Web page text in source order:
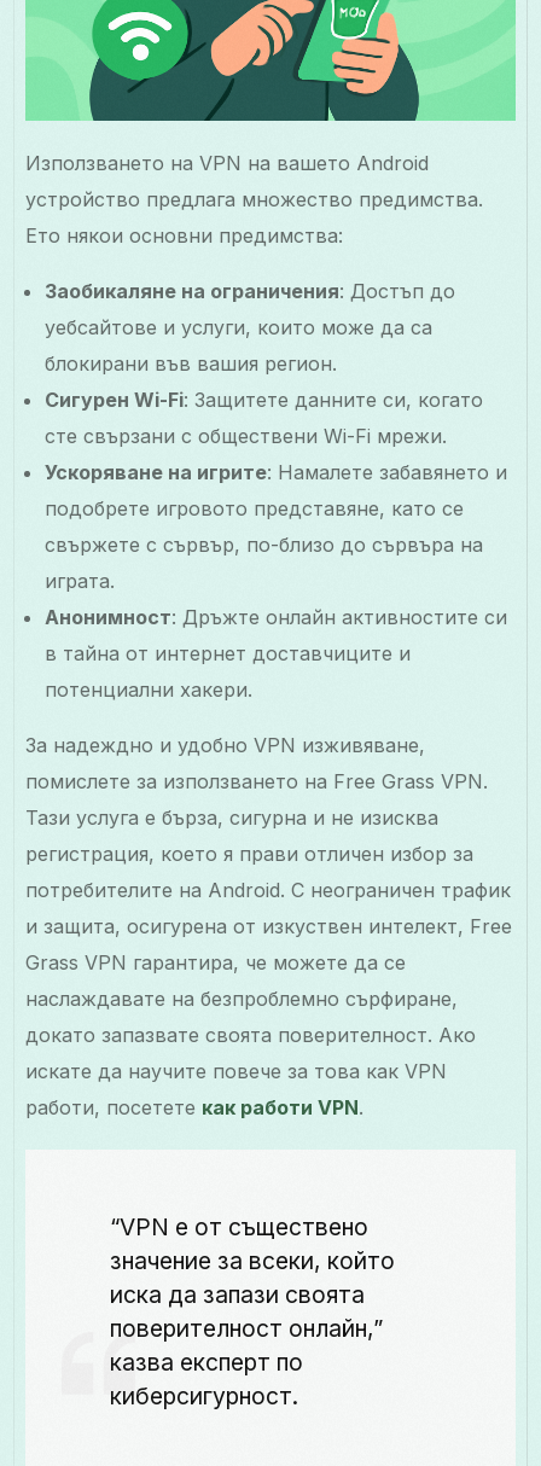
Използването на VPN на вашето Android
устройство предлага множество предимства.
Ето някои основни предимства:
Заобикаляне на ограничения: Достъп до
уебсайтове и услуги, които може да са
блокирани във вашия регион.
Сигурен Wi-Fi: Защитете данните си, когато
сте свързани с обществени Wi-Fi мрежи.
Ускоряване на игрите: Намалете забавянето и
подобрете игровото представяне, като се
свържете с сървър, по-близо до сървъра на
играта.
Анонимност: Дръжте онлайн активностите си
в тайна от интернет доставчиците и
потенциални хакери.
За надеждно и удобно VPN изживяване,
помислете за използването на Free Grass VPN.
Тази услуга е бърза, сигурна и не изисква
регистрация, което я прави отличен избор за
потребителите на Android. С неограничен трафик
и защита, осигурена от изкуствен интелект, Free
Grass VPN гарантира, че можете да се
наслаждавате на безпроблемно сърфиране,
докато запазвате своята поверителност. Ако
искате да научите повече за това как VPN
работи, посетете как работи VPN.
“VPN е от съществено
значение за всеки, който
иска да запази своята
поверителност онлайн,”
казва експерт по
киберсигурност.